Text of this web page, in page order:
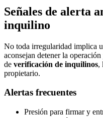
Señales de alerta
inquilino
No toda irregularidad implica
aconsejan detener la
de verificación de inquilinos,
propietario.
Alertas frecuentes
Presión para firmar y